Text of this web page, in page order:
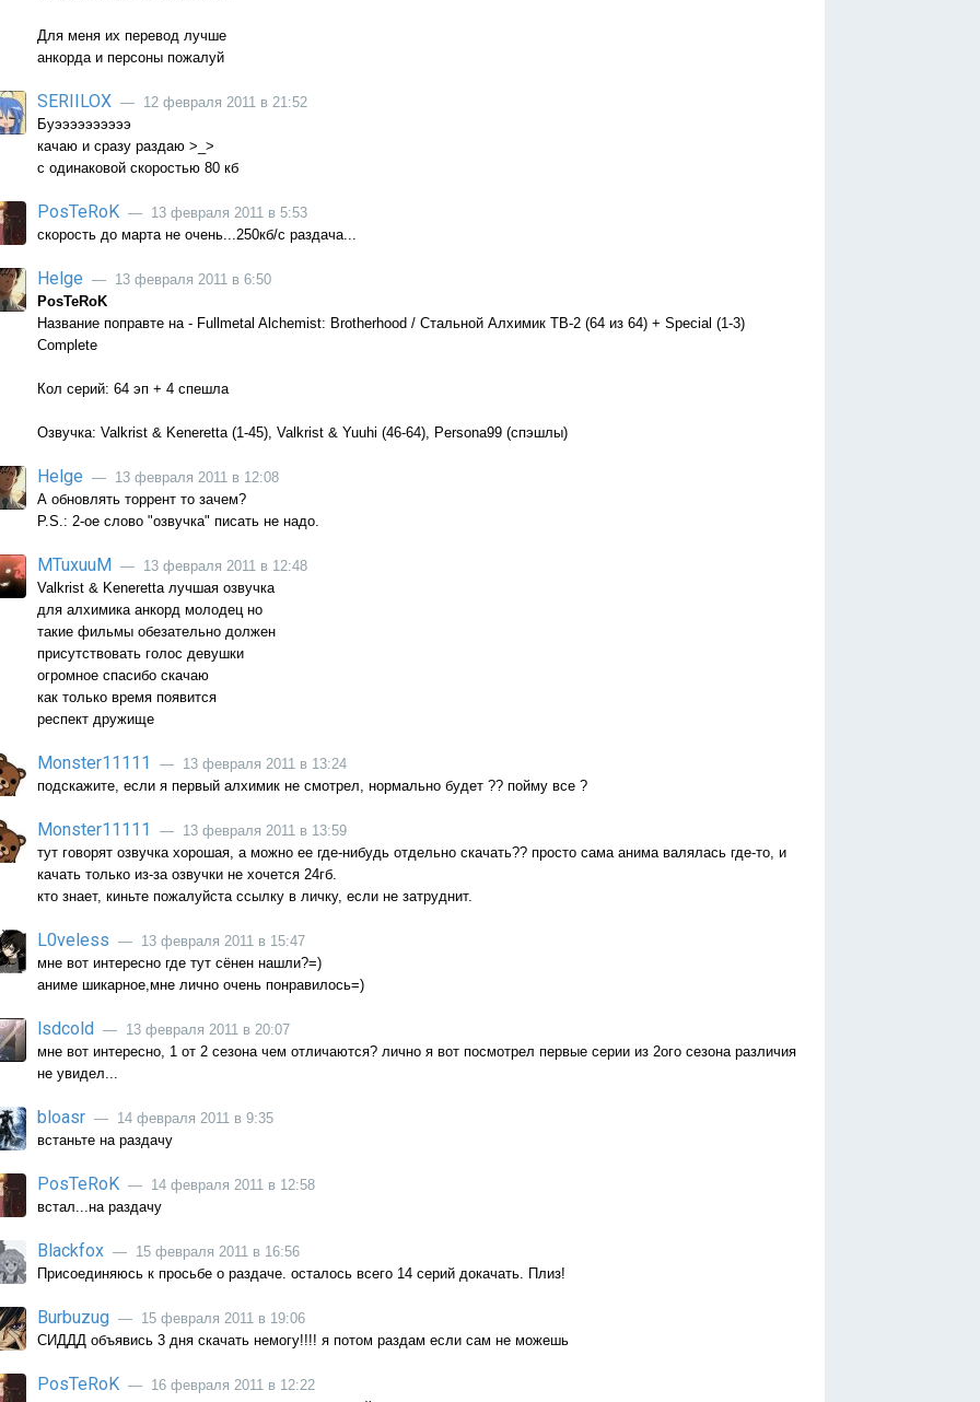
Для меня их перевод лучше
анкорда и персоны пожалуй
SERIILOX — 12 февраля 2011 в 21:52
Буээээээээээ
качаю и сразу раздаю >_>
с одинаковой скоростью 80 кб
PosTeRoK — 13 февраля 2011 в 5:53
скорость до марта не очень...250кб/с раздача...
Helge — 13 февраля 2011 в 6:50
PosTeRoK
Название поправте на - Fullmetal Alchemist: Brotherhood / Стальной Алхимик ТВ-2 (64 из 64) + Special (1-3)
Complete
Кол серий: 64 эп + 4 спешла
Озвучка: Valkrist & Keneretta (1-45), Valkrist & Yuuhi (46-64), Persona99 (спэшлы)
Helge — 13 февраля 2011 в 12:08
А обновлять торрент то зачем?
P.S.: 2-ое слово "озвучка" писать не надо.
MTuxuuM — 13 февраля 2011 в 12:48
Valkrist & Keneretta лучшая озвучка
для алхимика анкорд молодец но
такие фильмы обезательно должен
присутствовать голос девушки
огромное спасибо скачаю
как только время появится
респект дружище
Monster11111
— 13 февраля 2011 в 13:24
подскажите, если я первый алхимик не смотрел, нормально будет ?? пойму все ?
Monster11111
— 13 февраля 2011 в 13:59
тут говорят озвучка хорошая, а можно ее где-нибудь отдельно скачать?? просто сама анима валялась где-то, и
качать только из-за озвучки не хочется 24гб.
кто знает, киньте пожалуйста ссылку в личку, если не затруднит.
L0veless — 13 февраля 2011 в 15:47
мне вот интересно где тут сёнен нашли?=)
аниме шикарное,мне лично очень понравилось=)
lsdcold — 13 февраля 2011 в 20:07
мне вот интересно, 1 от 2 сезона чем отличаются? лично я вот посмотрел первые серии из 2ого сезона различия
не увидел...
bloasr — 14 февраля 2011 в 9:35
встаньте на раздачу
PosTeRoK — 14 февраля 2011 в 12:58
встал...на раздачу
Blackfox — 15 февраля 2011 в 16:56
Присоединяюсь к просьбе о раздаче. осталось всего 14 серий докачать. Плиз!
Burbuzug — 15 февраля 2011 в 19:06
СИДДД объявись 3 дня скачать немогу!!!! я потом раздам если сам не можешь
PosTeRoK — 16 февраля 2011 в 12:22